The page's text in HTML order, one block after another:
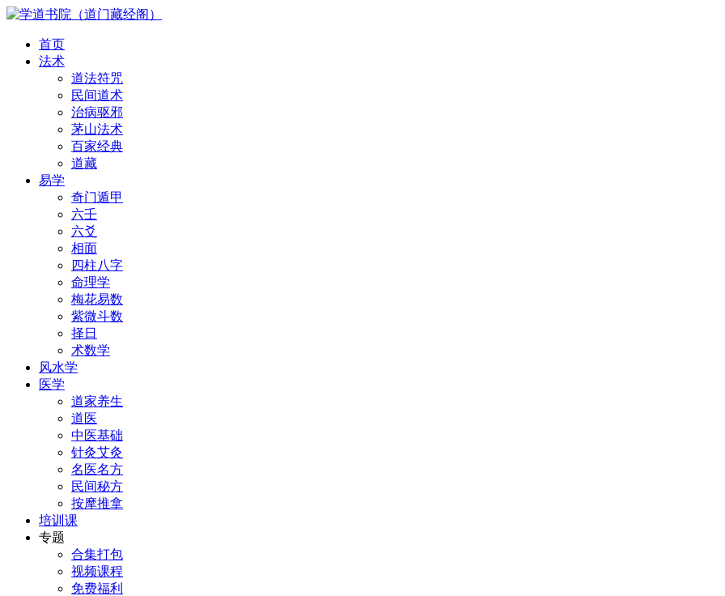
首页
法术
道法符咒
民间道术
治病驱邪
茅山法术
百家经典
道藏
易学
奇门遁甲
六壬
六爻
相面
四柱八字
命理学
梅花易数
紫微斗数
择日
术数学
风水学
医学
道家养生
道医
中医基础
针灸艾灸
名医名方
民间秘方
按摩推拿
培训课
专题
合集打包
视频课程
免费福利